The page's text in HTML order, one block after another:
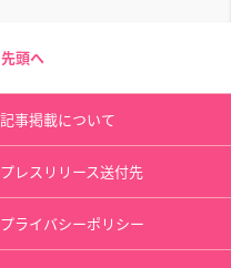
頭へ
記事掲載について
プレスリリース送付先
プライバシーポリシー